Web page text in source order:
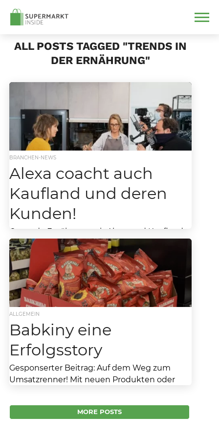
ALL POSTS TAGGED "TRENDS IN
DER ERNÄHRUNG"
BRANCHEN-NEWS
Alexa coacht auch
Kaufland und deren
Kunden!
Gesunde Ernährung mit Alexa und Kaufland
Alexa, aber nicht die von Amazon…. Alexa
kocht und coacht. Gemeinsam mit Gästen
kocht sie gesunde...
ALLGEMEIN
Babkiny eine
Erfolgsstory
Gesponserter Beitrag: Auf dem Weg zum
Umsatzrenner! Mit neuen Produkten oder
Umsatzchancen zu generieren ist eine echte
Herausforderung. Doch...
MORE POSTS